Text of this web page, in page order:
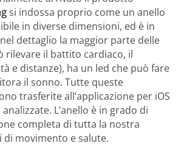
si indossa proprio come un anello
in diverse dimensioni, ed è in
dettaglio la maggior parte delle
rilevare il battito cardiaco, il
e distanze), ha un led che può fare
il sonno. Tutte queste
trasferite all’applicazione per iOS
L’anello è in grado di
completa di tutta la nostra
movimento e salute.